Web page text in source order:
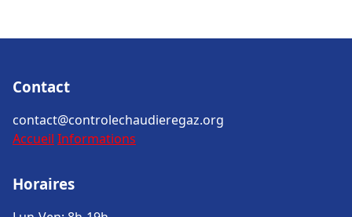
Contact
contact@controlechaudieregaz.org
Accueil Informations
Horaires